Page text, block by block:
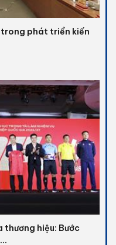
trong phát triển kiến
thương hiệu: Bước